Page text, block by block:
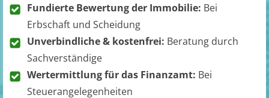
Fundierte Bewertung der Immobilie: Bei
Erbschaft und Scheidung
Unverbindliche & kostenfrei: Beratung durch
Sachverständige
Wertermittlung für das Finanzamt: Bei
Steuerangelegenheiten